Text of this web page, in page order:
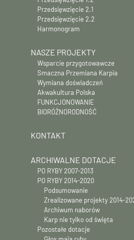
Przedsięwzięcie 2.1
Przedsięwzięcie 2.2
Harmonogram
NASZE PROJEKTY
Wsparcie przygotowawcze
Smaczna Przemiana Karpia
Wymiana doświadczeń
Akwakultura Polska
FUNKCJONOWANIE
BIORÓŻNORODNOŚĆ
KONTAKT
ARCHIWALNE DOTACJE
PO RYBY 2007-2013
PO RYBY 2014-2020
Podsumowanie
Zrealizowane projekty 2014-
Archiwum naborów
Karp nie tylko od święta
Pozostałe dotacje